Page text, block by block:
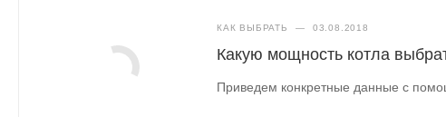
КАК ВЫБРАТЬ — 03.08.2018
Какую мощность котла
Приведем конкретные данные с